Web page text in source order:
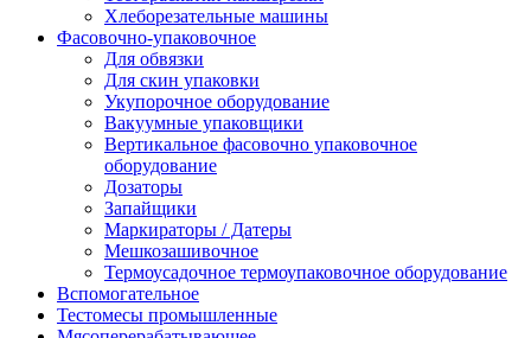
Хлеборезательные машины
Фасовочно-упаковочное
Для обвязки
Для скин упаковки
Укупорочное оборудование
Вакуумные упаковщики
Вертикальное фасовочно упаковочное
оборудование
Дозаторы
Запайщики
Маркираторы / Датеры
Мешкозашивочное
Термоусадочное термоупаковочное оборудование
Вспомогательное
Тестомесы промышленные